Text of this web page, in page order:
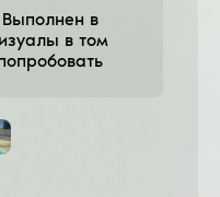
в
в том